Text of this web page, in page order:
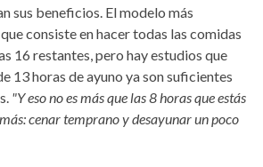
sus beneficios. El modelo más
consiste en hacer todas las comidas
16 restantes, pero hay estudios que
13 horas de ayuno ya son suficientes
"Y eso no es más que las 8 horas que estás
cenar temprano y desayunar un poco